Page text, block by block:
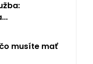
musíte mať